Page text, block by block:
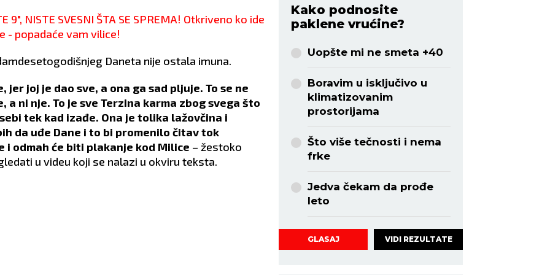
9", NISTE SVESNI ŠTA SE SPREMA! Otkriveno ko ide
- popadaće vam vilice!
Daneta nije ostala imuna.
joj je dao sve, a ona ga sad pljuje. To se ne
ni nje. To je sve Terzina karma zbog svega što
tek kad izađe. Ona je tolika lažovčina i
da uđe Dane i to bi promenilo čitav tok
odmah će biti plakanje kod Milice – žestoko
u videu koji se nalazi u okviru teksta.
Kako podnosite
paklene vrućine?
Uopšte mi ne smeta +40
Boravim u isključivo u
klimatizovanim
prostorijama
Što više tečnosti i nema
frke
Jedva čekam da prođe
leto
GLASAJ VIDI REZULTATE